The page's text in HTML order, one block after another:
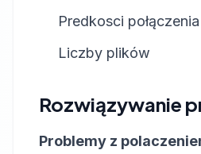
Predkosci
Liczby plików
Rozwiązywanie
Problemy z